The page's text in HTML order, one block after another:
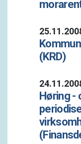
(KRD)
Høring -